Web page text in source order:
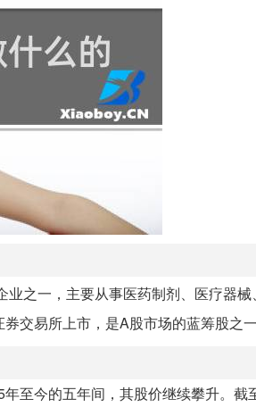
业之一，主要从事医药制剂、医疗器
交易所上市，是A股市场的蓝筹股之
至今的五年间，其股价继续攀升。